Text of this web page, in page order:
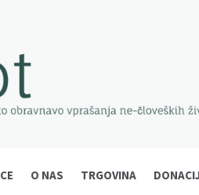
O NAS TRGOVINA